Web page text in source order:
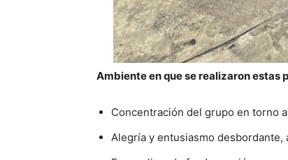
Ambiente en que se realizaron estas
Concentración del grupo en torno
Alegría y entusiasmo desbordante,